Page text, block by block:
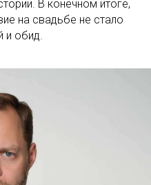
В конечном итоге,
на свадьбе не стало
и обид.